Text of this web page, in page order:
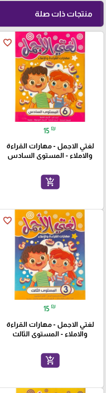
منتجات ذات صلة
favorite_border
15 ₪
لغتي الاجمل - مهارات القراءة
والاملاء - المستوى السادس
add_shopping_cart
favorite_border
15 ₪
لغتي الاجمل - مهارات القراءة
والاملاء - المستوى الثالث
add_shopping_cart